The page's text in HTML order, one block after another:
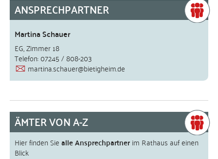
ANSPRECHPARTNER
Martina Schauer
EG, Zimmer 18
Telefon: 07245 / 808-203
martina.schauer@bietigheim.de
ÄMTER VON A-Z
Hier finden Siealle Ansprechpartnerim Rathaus auf einen
Blick